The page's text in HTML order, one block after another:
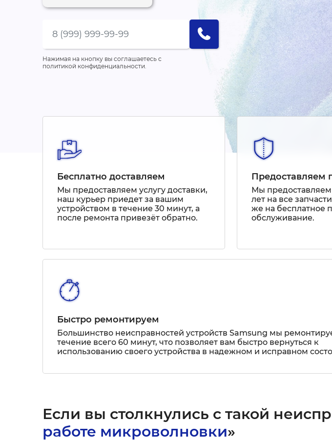
Нажимая на кнопку вы соглашаетесь с
политикой конфиденциальности.
Бесплатно доставляем
Мы предоставляем услугу доставки,
наш курьер приедет за вашим
устройством в течение 30 минут, а
после ремонта привезёт обратно.
Предоставляем
Мы предоставляем
лет на все
же на бесплатное
обслуживание.
Быстро ремонтируем
Большинство неисправностей устройств Samsung мы
течение всего 60 минут, что позволяет вам быстро вернуться к
использованию своего устройства в надежном и исправном
Если вы столкнулись с такой
работе микроволновки»